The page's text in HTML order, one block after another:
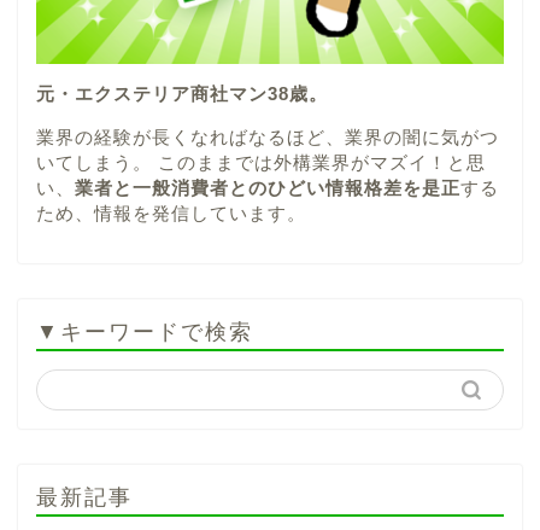
元・エクステリア商社マン38歳。
業界の経験が長くなればなるほど、業界の闇に気がつ
いてしまう。 このままでは外構業界がマズイ！と思
い、 業者と一般消費者とのひどい情報格差を是正する
ため、情報を発信しています。
▼キーワードで検索
最新記事